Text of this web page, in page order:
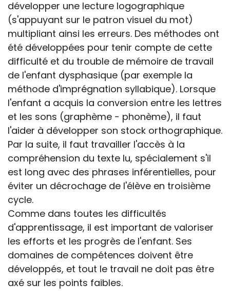
développer une lecture logographique
(s'appuyant sur le patron visuel du mot)
multipliant ainsi les erreurs. Des méthodes ont
été développées pour tenir compte de cette
difficulté et du trouble de mémoire de travail
de l'enfant dysphasique (par exemple la
méthode d'imprégnation syllabique). Lorsque
l'enfant a acquis la conversion entre les lettres
et les sons (graphème - phonème), il faut
l'aider à développer son stock orthographique.
Par la suite, il faut travailler l'accès à la
compréhension du texte lu, spécialement s'il
est long avec des phrases inférentielles, pour
éviter un décrochage de l'élève en troisième
cycle.
Comme dans toutes les difficultés
d'apprentissage, il est important de valoriser
les efforts et les progrès de l'enfant. Ses
domaines de compétences doivent être
développés, et tout le travail ne doit pas être
axé sur les points faibles.